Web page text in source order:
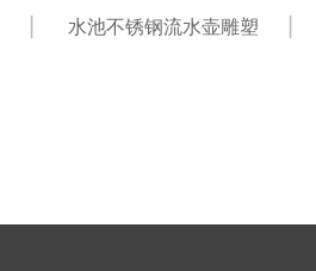
水池不锈钢流水壶雕塑